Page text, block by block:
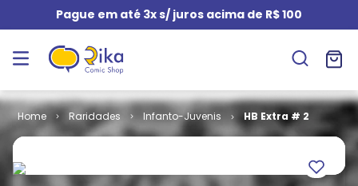
Pague em até 3x s/ juros acima de R$ 100
Raridades Infanto-Juvenis HB Extra # 2